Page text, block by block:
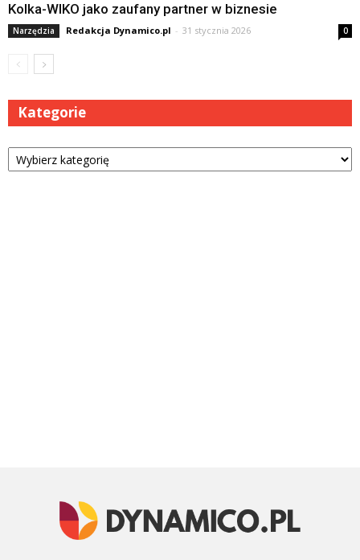
Kolka-WIKO jako zaufany partner w biznesie
Narzędzia Redakcja Dynamico.pl - 31 stycznia 2026 0
Kategorie
Kategorie